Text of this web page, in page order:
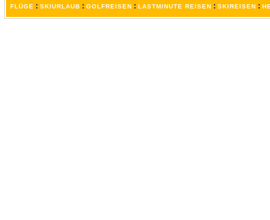
FLÜGE : SKIURLAUB : GOLFREISEN : LASTMINUTE REISEN : SKIREISEN :